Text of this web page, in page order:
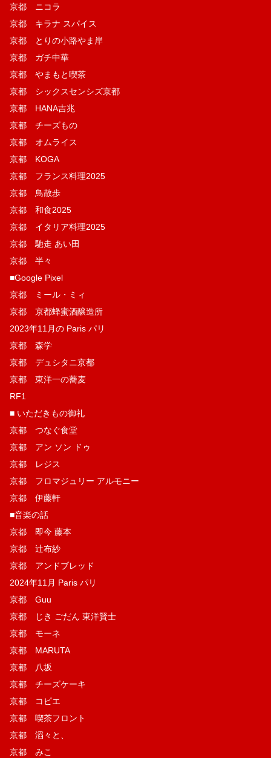
京都 ニコラ
京都 キラナ スパイス
京都 とりの小路やま岸
京都 ガチ中華
京都 やまもと喫茶
京都 シックスセンシズ京都
京都 HANA吉兆
京都 チーズもの
京都 オムライス
京都 KOGA
京都 フランス料理2025
京都 鳥散歩
京都 和食2025
京都 イタリア料理2025
京都 馳走 あい田
京都 半々
■Google Pixel
京都 ミール・ミィ
京都 京都蜂蜜酒醸造所
2023年11月の Paris パリ
京都 森学
京都 デュシタニ京都
京都 東洋一の蕎麦
RF1
■ いただきもの御礼
京都 つなぐ食堂
京都 アン ソン ドゥ
京都 レジス
京都 フロマジュリー アルモニー
京都 伊藤軒
■音楽の話
京都 即今 藤本
京都 辻布紗
京都 アンドブレッド
2024年11月 Paris パリ
京都 Guu
京都 じき ごだん 東洋賢士
京都 モーネ
京都 MARUTA
京都 八坂
京都 チーズケーキ
京都 コピエ
京都 喫茶フロント
京都 滔々と、
京都 みこ